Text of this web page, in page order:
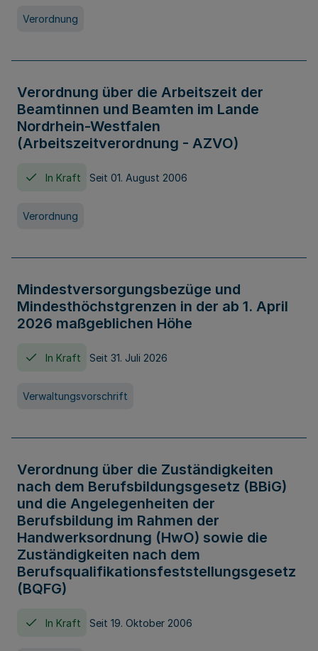
Verordnung
Verordnung über die Arbeitszeit der
Beamtinnen und Beamten im Lande
Nordrhein-Westfalen
(Arbeitszeitverordnung - AZVO)
In Kraft Seit 01. August 2006
Verordnung
Mindestversorgungsbezüge und
Mindesthöchstgrenzen in der ab 1. April
2026 maßgeblichen Höhe
In Kraft Seit 31. Juli 2026
Verwaltungsvorschrift
Verordnung über die Zuständigkeiten
nach dem Berufsbildungsgesetz (BBiG)
und die Angelegenheiten der
Berufsbildung im Rahmen der
Handwerksordnung (HwO) sowie die
Zuständigkeiten nach dem
Berufsqualifikationsfeststellungsgesetz
(BQFG)
In Kraft Seit 19. Oktober 2006